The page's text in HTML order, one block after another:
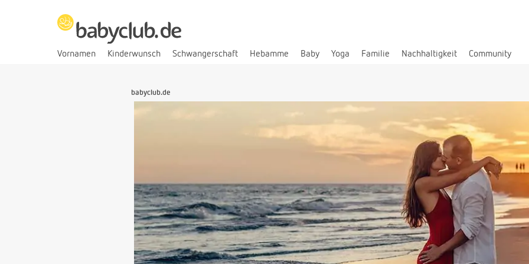
Vornamen Kinderwunsch Schwangerschaft Hebamme Baby Yoga Familie Nachhaltigkeit Community
babyclub.de